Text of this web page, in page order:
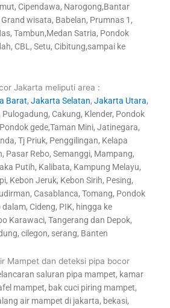
Cipendawa, Narogong,Bantar
wisata, Babelan, Prumnas 1,
Tambun,Medan Satria, Pondok
CBL, Setu, Cibitung,sampai ke
Jakarta meliputi area :
Barat,Jakarta Selatan,Jakarta Utara,
Pulogadung, Cakung, Klender, Pondok
gede,Taman Mini, Jatinegara,
Tj Priuk, Penggilingan, Kelapa
Pasar Rebo, Semanggi, Mampang,
Putih, Kalibata, Kampung Melayu,
Kebon Jeruk, Kebon Sirih, Pesing,
Casablanca, Tomang, Pondok
Cideng, PIK, hingga ke
Karawaci, Tangerang dan Depok,
cilegon, serang, Banten
Mampet dan deteksi pipa bocor
saluran pipa mampet, kamar
mampet, bak cuci piring mampet,
air mampet di jakarta, bekasi,